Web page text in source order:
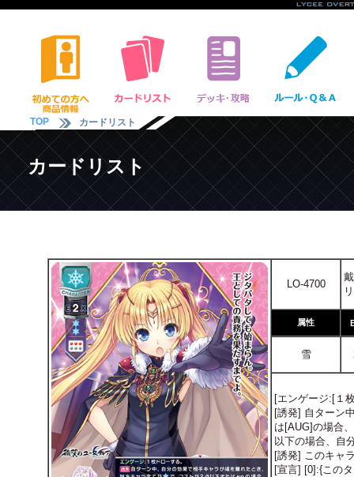
TOP カードリスト
カードリスト
LO-4700
属性
雪
[エンゲージ:[１
[誘発] 自ターン
は[AUG]の場合
以下の場合、自
[誘発] このキャ
[宣言] [0]:{この